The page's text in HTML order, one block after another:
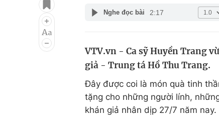
Điện ảnh
Âm nhạc
Du lịch
Chất lượng cuộc
Nghe đọc bài 2:17
VTV.vn - Ca sỹ Huyền Trang
giả - Trung tá Hồ Thu Trang.
Đây được coi là món quà tinh
tặng cho những người lính,
khán giả nhân dịp 27/7 năm nay.